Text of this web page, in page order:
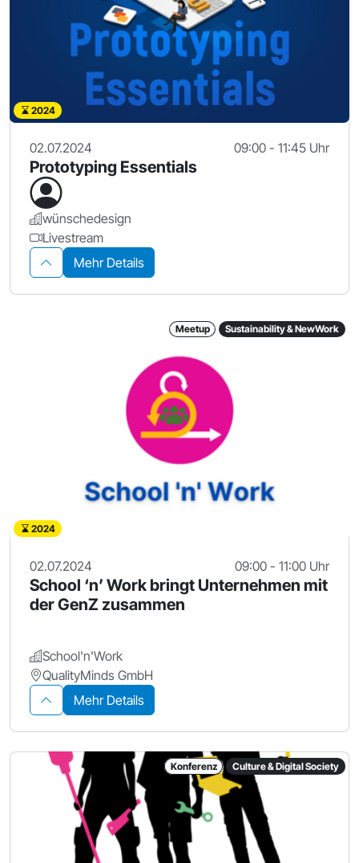
2024
02.07.2024 09:00 - 11:45 Uhr
Prototyping Essentials
wünschedesign
Livestream
Mehr Details
Meetup Sustainability & NewWork
2024
02.07.2024 09:00 - 11:00 Uhr
School ‘n’ Work bringt Unternehmen mit
der GenZ zusammen
School'n'Work
QualityMinds GmbH
Mehr Details
Konferenz Culture & Digital Society